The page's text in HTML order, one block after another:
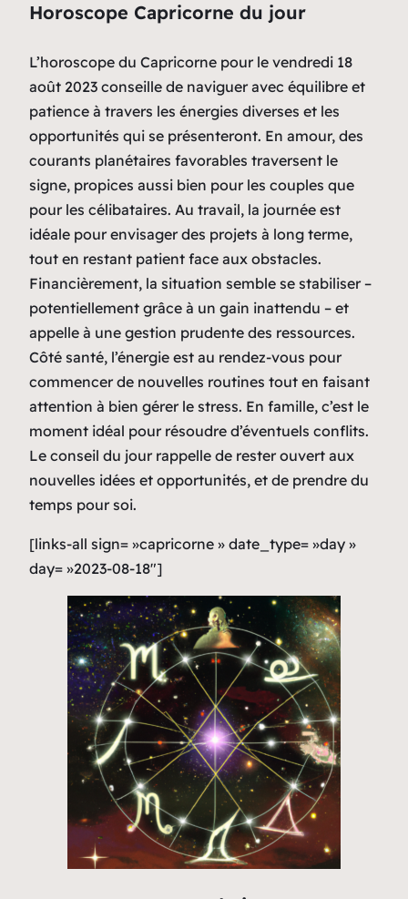
Horoscope Capricorne du jour
L’horoscope du Capricorne pour le vendredi 18
août 2023 conseille de naviguer avec équilibre et
patience à travers les énergies diverses et les
opportunités qui se présenteront. En amour, des
courants planétaires favorables traversent le
signe, propices aussi bien pour les couples que
pour les célibataires. Au travail, la journée est
idéale pour envisager des projets à long terme,
tout en restant patient face aux obstacles.
Financièrement, la situation semble se stabiliser –
potentiellement grâce à un gain inattendu – et
appelle à une gestion prudente des ressources.
Côté santé, l’énergie est au rendez-vous pour
commencer de nouvelles routines tout en faisant
attention à bien gérer le stress. En famille, c’est le
moment idéal pour résoudre d’éventuels conflits.
Le conseil du jour rappelle de rester ouvert aux
nouvelles idées et opportunités, et de prendre du
temps pour soi.
[links-all sign= »capricorne » date_type= »day »
day= »2023-08-18″]